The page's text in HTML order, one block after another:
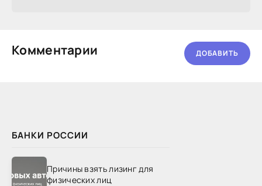
БАНКИ РОССИИ
Причины взять лизинг для
физических лиц
Комментарии ДОБАВИТЬ